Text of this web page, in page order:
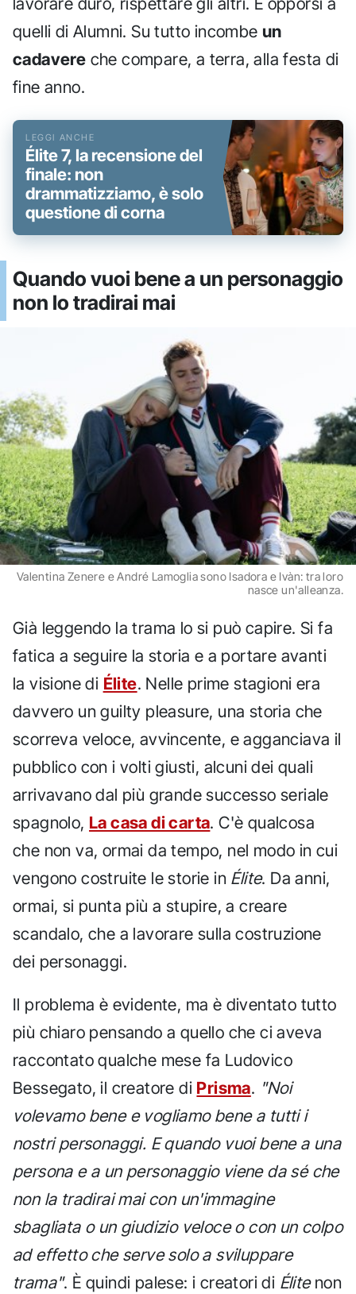
quelli di Alumni. Su tutto incombe un
cadavere che compare, a terra, alla festa di
fine anno.
Élite 7, la recensione del
finale: non
drammatizziamo, è solo
questione di corna
Quando vuoi bene a un personaggio
non lo tradirai mai
Valentina Zenere e André Lamoglia sono Isadora e Ivàn: tra loro
nasce un'alleanza.
Già leggendo la trama lo si può capire. Si fa
fatica a seguire la storia e a portare avanti
la visione di Élite. Nelle prime stagioni era
davvero un guilty pleasure, una storia che
scorreva veloce, avvincente, e agganciava il
pubblico con i volti giusti, alcuni dei quali
arrivavano dal più grande successo seriale
spagnolo, La casa di carta. C'è qualcosa
che non va, ormai da tempo, nel modo in cui
vengono costruite le storie in Élite. Da anni,
ormai, si punta più a stupire, a creare
scandalo, che a lavorare sulla costruzione
dei personaggi.
Il problema è evidente, ma è diventato tutto
più chiaro pensando a quello che ci aveva
raccontato qualche mese fa Ludovico
Bessegato, il creatore di Prisma. "Noi
volevamo bene e vogliamo bene a tutti i
nostri personaggi. E quando vuoi bene a una
persona e a un personaggio viene da sé che
non la tradirai mai con un'immagine
sbagliata o un giudizio veloce o con un colpo
ad effetto che serve solo a sviluppare
trama". È quindi palese: i creatori di Élitenon